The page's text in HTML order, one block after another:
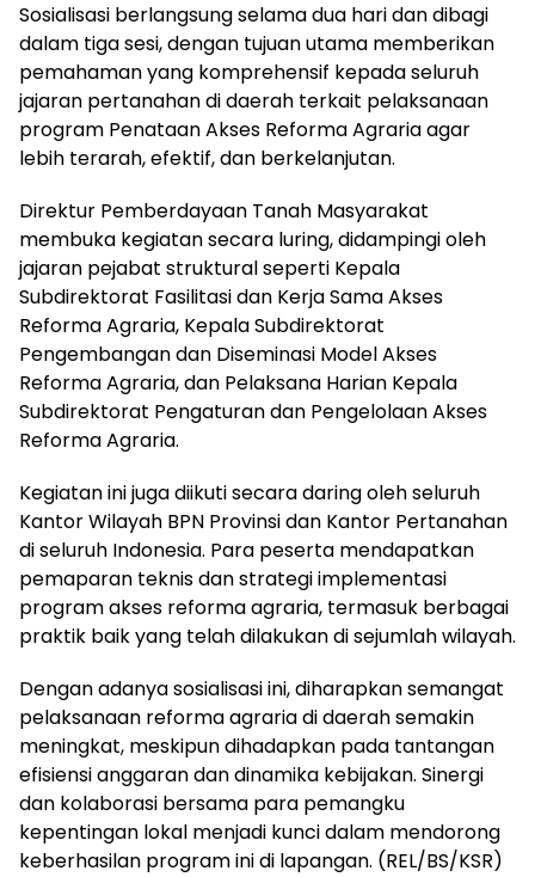
Sosialisasi berlangsung selama dua hari dan dibagi
dalam tiga sesi, dengan tujuan utama memberikan
pemahaman yang komprehensif kepada seluruh
jajaran pertanahan di daerah terkait pelaksanaan
program Penataan Akses Reforma Agraria agar
lebih terarah, efektif, dan berkelanjutan.
Direktur Pemberdayaan Tanah Masyarakat
membuka kegiatan secara luring, didampingi oleh
jajaran pejabat struktural seperti Kepala
Subdirektorat Fasilitasi dan Kerja Sama Akses
Reforma Agraria, Kepala Subdirektorat
Pengembangan dan Diseminasi Model Akses
Reforma Agraria, dan Pelaksana Harian Kepala
Subdirektorat Pengaturan dan Pengelolaan Akses
Reforma Agraria.
Kegiatan ini juga diikuti secara daring oleh seluruh
Kantor Wilayah BPN Provinsi dan Kantor Pertanahan
di seluruh Indonesia. Para peserta mendapatkan
pemaparan teknis dan strategi implementasi
program akses reforma agraria, termasuk berbagai
praktik baik yang telah dilakukan di sejumlah wilayah.
Dengan adanya sosialisasi ini, diharapkan semangat
pelaksanaan reforma agraria di daerah semakin
meningkat, meskipun dihadapkan pada tantangan
efisiensi anggaran dan dinamika kebijakan. Sinergi
dan kolaborasi bersama para pemangku
kepentingan lokal menjadi kunci dalam mendorong
keberhasilan program ini di lapangan. (REL/BS/KSR)